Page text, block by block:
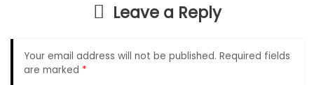
p Leave a Reply
Your email address will not be published. Required fields
are marked *